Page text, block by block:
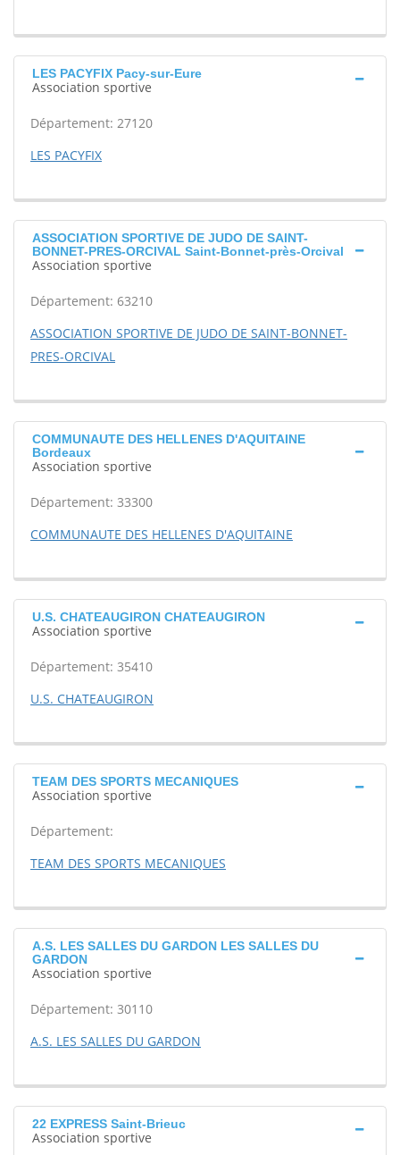
LES PACYFIX Pacy-sur-Eure
Association sportive
Département: 27120
LES PACYFIX
ASSOCIATION SPORTIVE DE JUDO DE SAINT-
BONNET-PRES-ORCIVAL Saint-Bonnet-près-Orcival
Association sportive
Département: 63210
ASSOCIATION SPORTIVE DE JUDO DE SAINT-BONNET-
PRES-ORCIVAL
COMMUNAUTE DES HELLENES D'AQUITAINE
Bordeaux
Association sportive
Département: 33300
COMMUNAUTE DES HELLENES D'AQUITAINE
U.S. CHATEAUGIRON CHATEAUGIRON
Association sportive
Département: 35410
U.S. CHATEAUGIRON
TEAM DES SPORTS MECANIQUES
Association sportive
Département:
TEAM DES SPORTS MECANIQUES
A.S. LES SALLES DU GARDON LES SALLES DU
GARDON
Association sportive
Département: 30110
A.S. LES SALLES DU GARDON
22 EXPRESS Saint-Brieuc
Association sportive